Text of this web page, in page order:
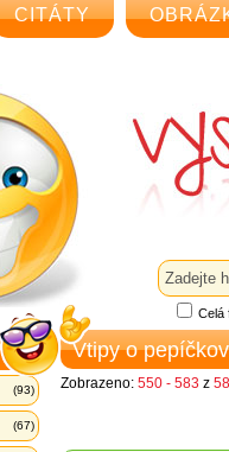
CITÁTY
Celá
(93)
(67)
Vtipy o
Zobrazeno: 550 - 583 z